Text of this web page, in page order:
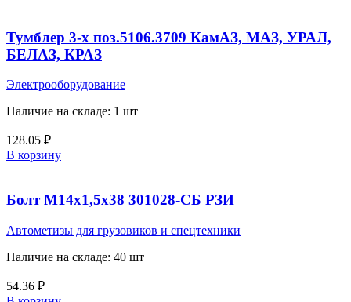
Тумблер 3-х поз.5106.3709 КамАЗ, МАЗ, УРАЛ,
БЕЛАЗ, КРАЗ
Электрооборудование
Наличие на складе: 1 шт
128.05 ₽
В корзину
Болт М14х1,5х38 301028-СБ РЗИ
Автометизы для грузовиков и спецтехники
Наличие на складе: 40 шт
54.36 ₽